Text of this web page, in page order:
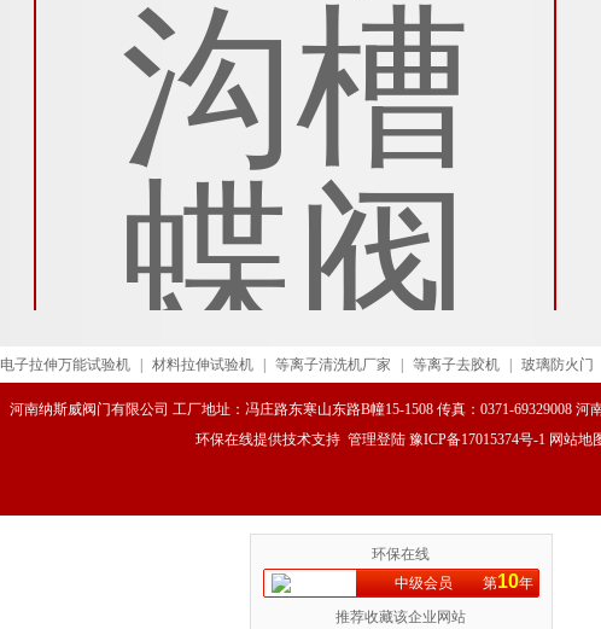
电子拉伸万能试验机 材料拉伸试验机 等离子清洗机厂家 等离子去胶机 玻璃防火门
河南纳斯威阀门有限公司 工厂地址：冯庄路东寒山东路B幢15-1508 传真：0371-69329008 河
环保在线提供技术支持 管理登陆 豫ICP备17015374号-1 网站地
环保在线
中级会员
第10年
推荐收藏该企业网站